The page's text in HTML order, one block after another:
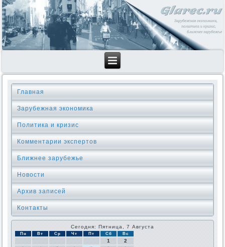
Главная
Зарубежная экономика
Политика и кризис
Комментарии экспертов
Ближнее зарубежье
Новости
Архив записей
Контакты
Сегодня: Пятница, 7 Августа
Пн Вт Ср Чт Пт Сб Вс
1
2